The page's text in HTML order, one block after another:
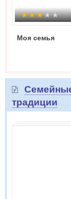
Моя семья
традиции